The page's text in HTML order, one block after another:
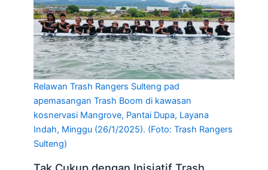
Relawan Trash Rangers Sulteng pad
apemasangan Trash Boom di kawasan
kosnervasi Mangrove, Pantai Dupa, Layana
Indah, Minggu (26/1/2025). (Foto: Trash Rangers
Sulteng)